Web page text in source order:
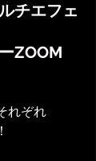
チエフェ
ZOOM
れぞれ